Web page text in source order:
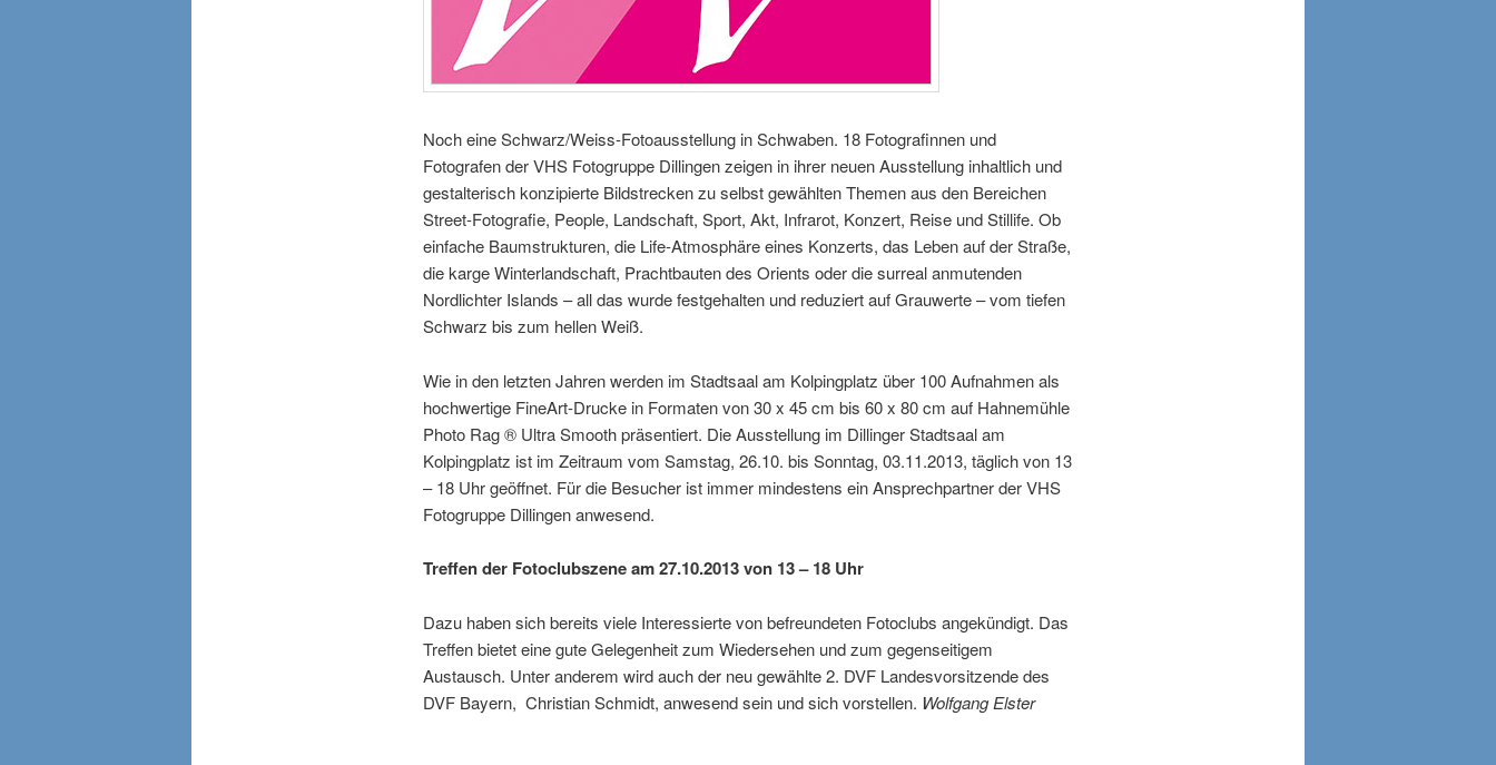
Noch eine Schwarz/Weiss-Fotoausstellung in Schwaben. 18 Fotografinnen und
Fotografen der VHS Fotogruppe Dillingen zeigen in ihrer neuen Ausstellung inhaltlich und
gestalterisch konzipierte Bildstrecken zu selbst gewählten Themen aus den Bereichen
Street-Fotografie, People, Landschaft, Sport, Akt, Infrarot, Konzert, Reise und Stillife. Ob
einfache Baumstrukturen, die Life-Atmosphäre eines Konzerts, das Leben auf der Straße,
die karge Winterlandschaft, Prachtbauten des Orients oder die surreal anmutenden
Nordlichter Islands – all das wurde festgehalten und reduziert auf Grauwerte – vom tiefen
Schwarz bis zum hellen Weiß.
Wie in den letzten Jahren werden im Stadtsaal am Kolpingplatz über 100 Aufnahmen als
hochwertige FineArt-Drucke in Formaten von 30 x 45 cm bis 60 x 80 cm auf Hahnemühle
Photo Rag ® Ultra Smooth präsentiert. Die Ausstellung im Dillinger Stadtsaal am
Kolpingplatz ist im Zeitraum vom Samstag, 26.10. bis Sonntag, 03.11.2013, täglich von 13
– 18 Uhr geöffnet. Für die Besucher ist immer mindestens ein Ansprechpartner der VHS
Fotogruppe Dillingen anwesend.
Treffen der Fotoclubszene am 27.10.2013 von 13 – 18 Uhr
Dazu haben sich bereits viele Interessierte von befreundeten Fotoclubs angekündigt. Das
Treffen bietet eine gute Gelegenheit zum Wiedersehen und zum gegenseitigem
Austausch. Unter anderem wird auch der neu gewählte 2. DVF Landesvorsitzende des
DVF Bayern, Christian Schmidt, anwesend sein und sich vorstellen. Wolfgang Elster